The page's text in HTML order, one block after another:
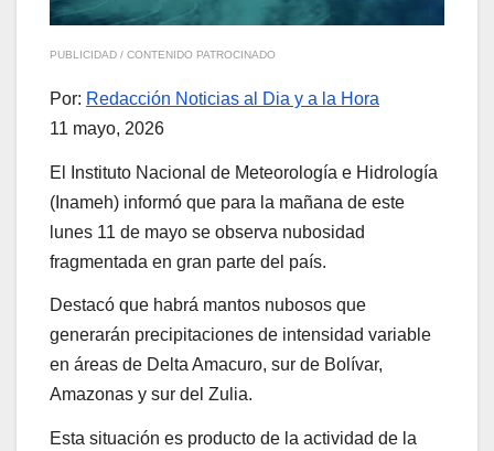
PUBLICIDAD / CONTENIDO PATROCINADO
Por: Redacción Noticias al Dia y a la Hora
11 mayo, 2026
El Instituto Nacional de Meteorología e Hidrología
(Inameh) informó que para la mañana de este
lunes 11 de mayo se observa nubosidad
fragmentada en gran parte del país.
Destacó que habrá mantos nubosos que
generarán precipitaciones de intensidad variable
en áreas de Delta Amacuro, sur de Bolívar,
Amazonas y sur del Zulia.
Esta situación es producto de la actividad de la